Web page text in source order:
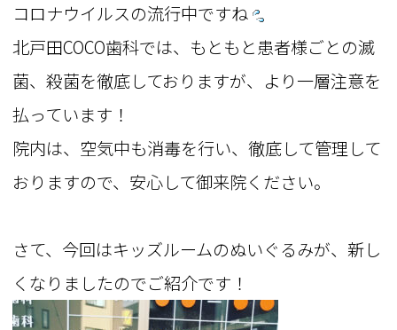
コロナウイルスの流行中ですね
北戸田COCO歯科では、もともと患者様ごとの滅
菌、殺菌を徹底しておりますが、より一層注意を
払っています！
院内は、空気中も消毒を行い、徹底して管理して
おりますので、安心して御来院ください。
さて、今回はキッズルームのぬいぐるみが、新し
くなりましたのでご紹介です！